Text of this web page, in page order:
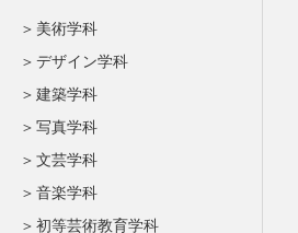
美術学科
デザイン学科
建築学科
写真学科
文芸学科
音楽学科
初等芸術教育学科